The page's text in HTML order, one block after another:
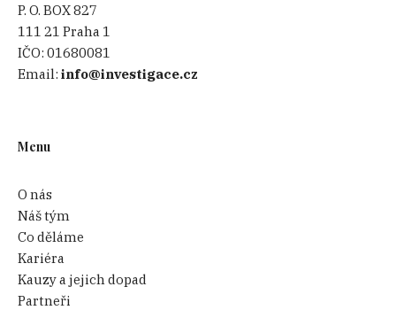
P. O. BOX 827
111 21 Praha 1
IČO:01680081
Email:info@investigace.cz
Menu
O nás
Náš tým
Co děláme
Kariéra
Kauzy a jejich dopad
Partneři